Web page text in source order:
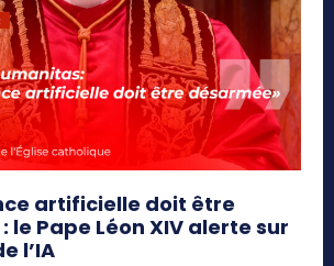
artificielle doit être
le Pape Léon XIV alerte sur
l’IA